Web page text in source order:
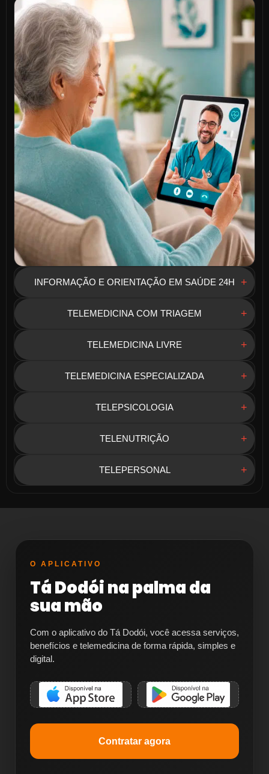
INFORMAÇÃO E ORIENTAÇÃO EM SAÚDE 24H
TELEMEDICINA COM TRIAGEM
TELEMEDICINA LIVRE
TELEMEDICINA ESPECIALIZADA
TELEPSICOLOGIA
TELENUTRIÇÃO
TELEPERSONAL
O APLICATIVO
Tá Dodói na palma da
sua mão
Com o aplicativo do Tá Dodói, você acessa serviços,
benefícios e telemedicina de forma rápida, simples e
digital.
Contratar agora